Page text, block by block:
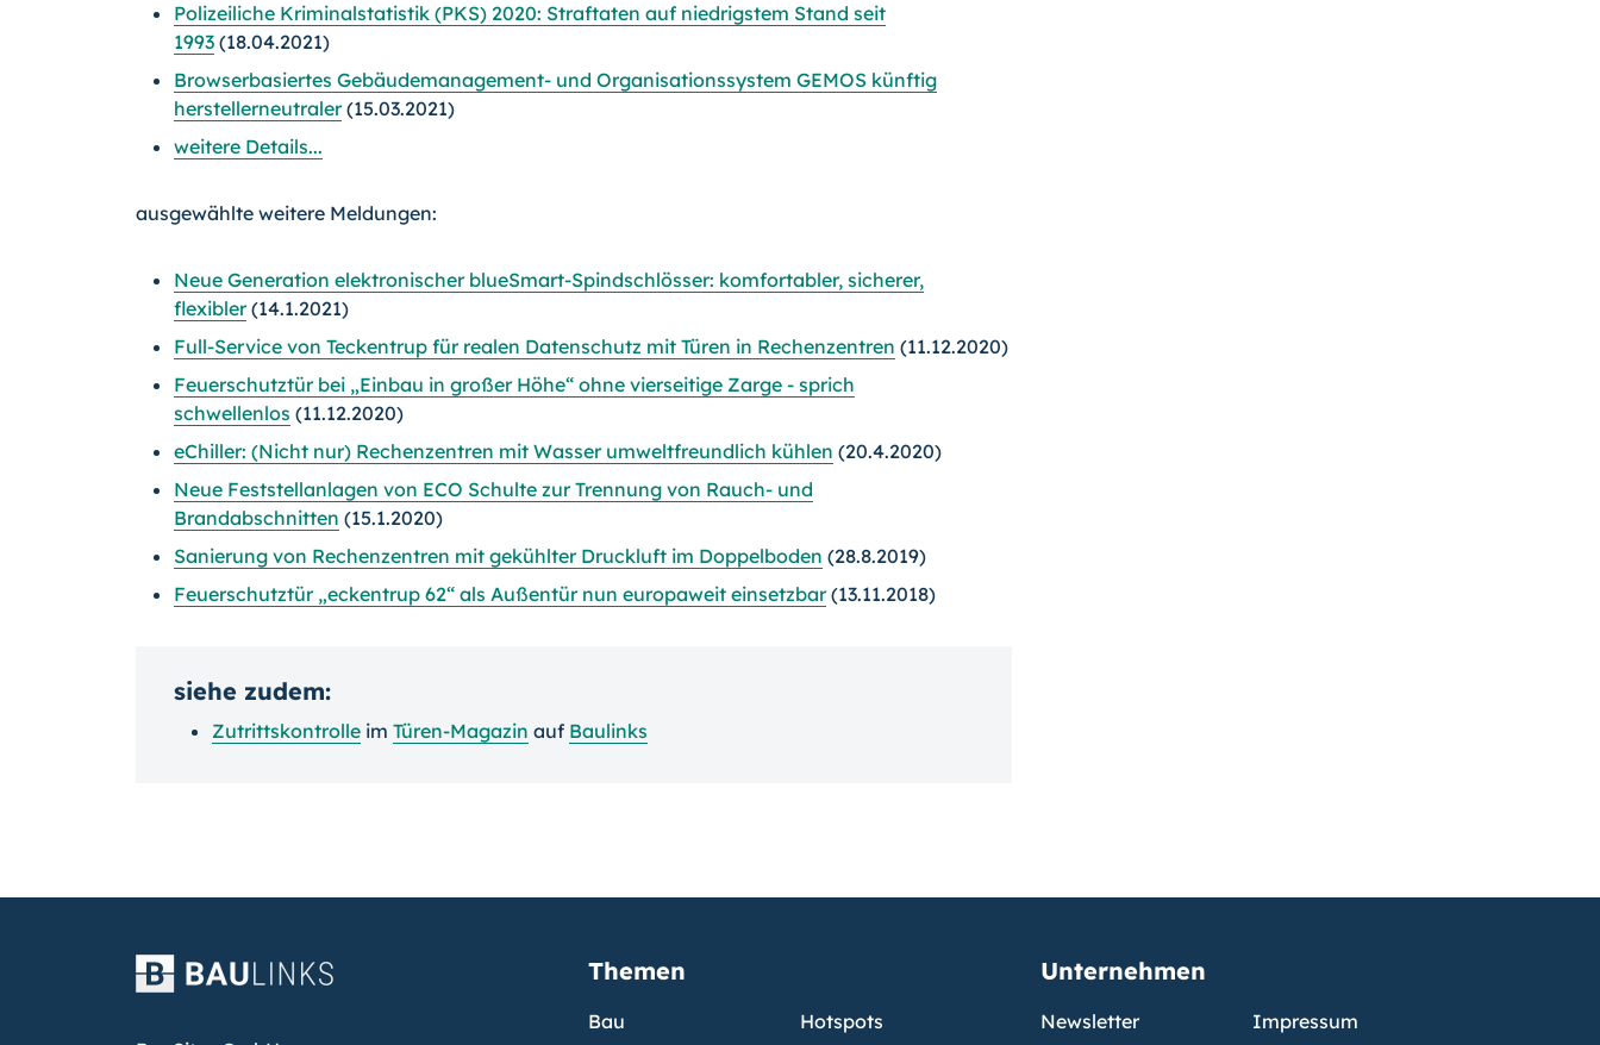
Polizeiliche Kriminalstatistik (PKS) 2020: Straftaten auf niedrigstem Stand seit
1993 (18.04.2021)
Browserbasiertes Gebäudemanagement- und Organisationssystem GEMOS künftig
herstellerneutraler(15.03.2021)
weitere Details...
ausgewählte weitere Meldungen:
Neue Generation elektronischer blueSmart-Spindschlösser: komfortabler, sicherer,
flexibler(14.1.2021)
Full-Service von Teckentrup für realen Datenschutz mit Türen in Rechenzentren (11.12.2020)
Feuerschutztür bei „Einbau in großer Höhe“ ohne vierseitige Zarge - sprich
schwellenlos (11.12.2020)
eChiller: (Nicht nur) Rechenzentren mit Wasser umweltfreundlich kühlen (20.4.2020)
Neue Feststellanlagen von ECO Schulte zur Trennung von Rauch- und
Brandabschnitten (15.1.2020)
Sanierung von Rechenzentren mit gekühlter Druckluft im Doppelboden (28.8.2019)
Feuerschutztür „eckentrup 62“ als Außentür nun europaweit einsetzbar(13.11.2018)
siehe zudem:
Zutrittskontrolle im Türen-Magazin auf Baulinks
Themen
Bau Hotspots
Unternehmen
Newsletter Impressum